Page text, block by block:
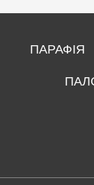
ПАРАФІЯ